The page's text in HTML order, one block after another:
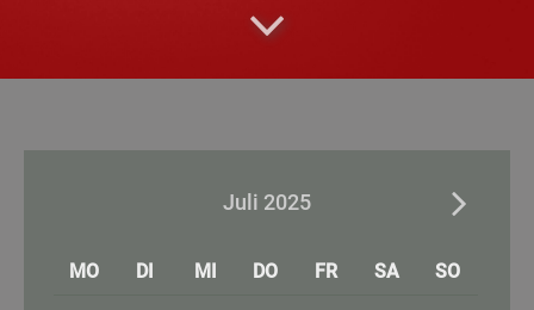
Juli 2025
MO DI MI DO FR SA SO